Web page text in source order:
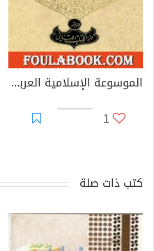
الموسوعة الإسلامية العربية - المجلد التاسع: الثقافة العربية إسلامية أصولها وانتمائها
1
كتب ذات صلة